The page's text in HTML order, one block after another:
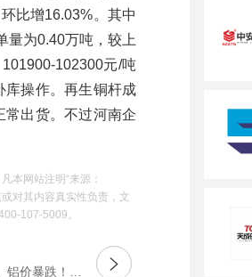
比增16.03%。其中
量为0.40万吨，较上
102300元/吨
库操作。再生铜杆成
出货。不过河南企
本网站注明“来源：
对其内容真实性负责，文
107-5009。
5月7日：今日现货铜价上涨、铝价暴跌！LME铜价同期暴涨！铝价同期大跌！